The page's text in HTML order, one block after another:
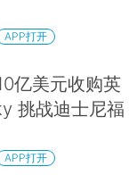
APP打开
亿美元收购英
挑战迪士尼福
APP打开